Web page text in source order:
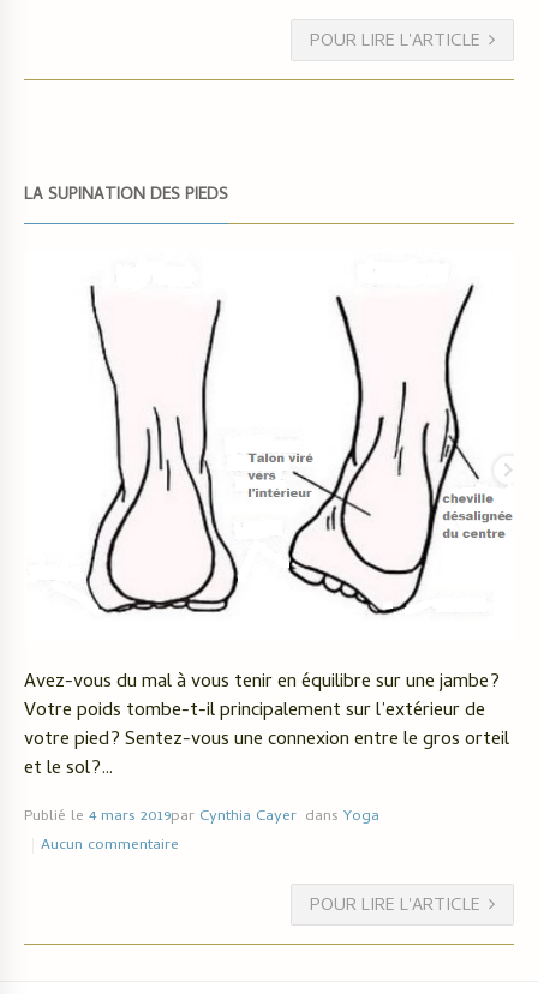
POUR LIRE L'ARTICLE
LA SUPINATION DES PIEDS
Avez-vous du mal à vous tenir en équilibre sur une jambe?
Votre poids tombe-t-il principalement sur l’extérieur de
votre pied? Sentez-vous une connexion entre le gros orteil
et le sol?…
Publié le 4 mars 2019par Cynthia Cayer dansYoga
Aucun commentaire
POUR LIRE L'ARTICLE